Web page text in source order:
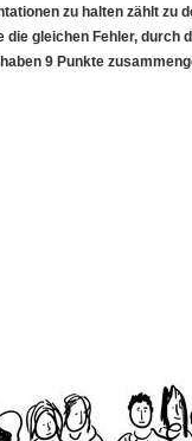
zu halten zählt zu
die gleichen Fehler,
9 Punkte